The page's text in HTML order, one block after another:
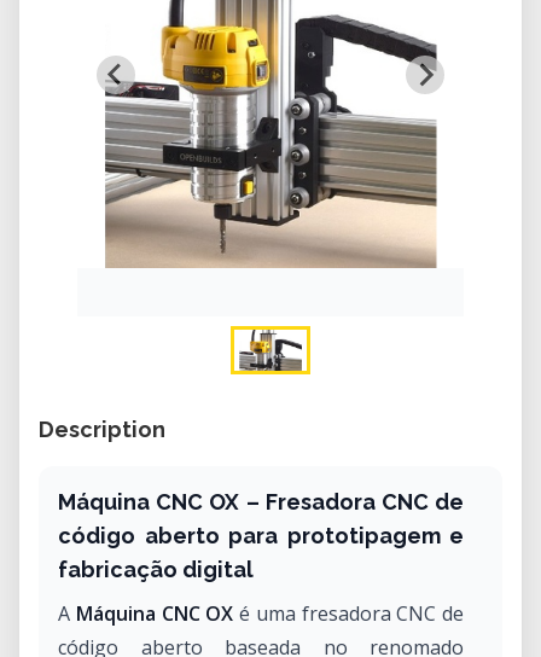
Description
Máquina CNC OX – Fresadora CNC de
código aberto para prototipagem e
fabricação digital
A Máquina CNC OX é uma fresadora CNC de
código aberto baseada no renomado